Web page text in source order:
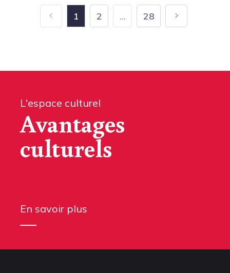
1 2 ... 28
L'espace culturel
Avantages
culturels
En savoir plus